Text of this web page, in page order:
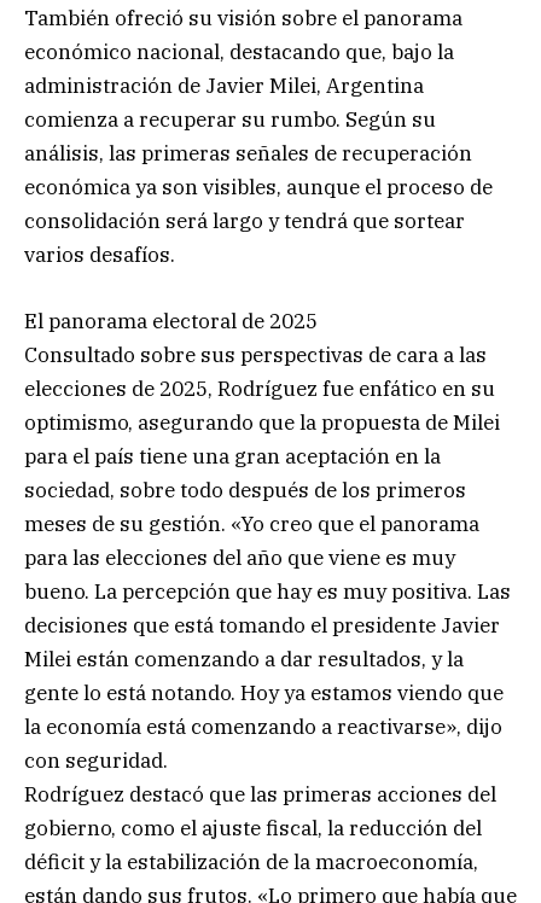
También ofreció su visión sobre el panorama
económico nacional, destacando que, bajo la
administración de Javier Milei, Argentina
comienza a recuperar su rumbo. Según su
análisis, las primeras señales de recuperación
económica ya son visibles, aunque el proceso de
consolidación será largo y tendrá que sortear
varios desafíos.
El panorama electoral de 2025
Consultado sobre sus perspectivas de cara a las
elecciones de 2025, Rodríguez fue enfático en su
optimismo, asegurando que la propuesta de Milei
para el país tiene una gran aceptación en la
sociedad, sobre todo después de los primeros
meses de su gestión. «Yo creo que el panorama
para las elecciones del año que viene es muy
bueno. La percepción que hay es muy positiva. Las
decisiones que está tomando el presidente Javier
Milei están comenzando a dar resultados, y la
gente lo está notando. Hoy ya estamos viendo que
la economía está comenzando a reactivarse», dijo
con seguridad.
Rodríguez destacó que las primeras acciones del
gobierno, como el ajuste fiscal, la reducción del
déficit y la estabilización de la macroeconomía,
están dando sus frutos. «Lo primero que había que